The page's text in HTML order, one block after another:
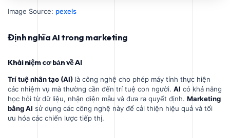
Image Source: pexels
Định nghĩa AI trong marketing
Khái niệm cơ bản về AI
Trí tuệ nhân tạo (AI) là công nghệ cho phép máy tính thực hiện
các nhiệm vụ mà thường cần đến trí tuệ con người. AI có khả năng
học hỏi từ dữ liệu, nhận diện mẫu và đưa ra quyết định. Marketing
bằng AI sử dụng các công nghệ này để cải thiện hiệu quả và tối
ưu hóa các chiến lược tiếp thị.